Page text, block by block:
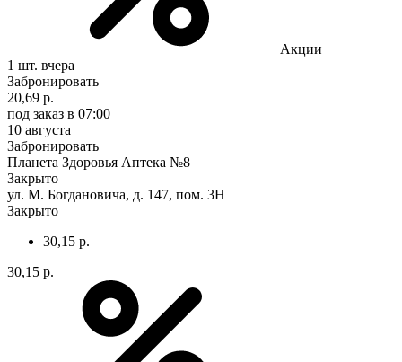
Акции
1 шт. вчера
Забронировать
20,69 р.
под заказ в 07:00
10 августа
Забронировать
Планета Здоровья Аптека №8
Закрыто
ул. М. Богдановича, д. 147, пом. 3Н
Закрыто
30,15 р.
30,15 р.